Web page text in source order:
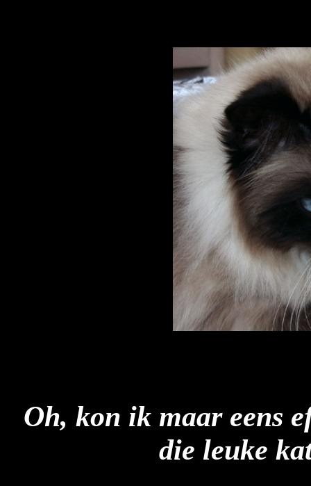
Oh, kon ik maar eens
die leuke